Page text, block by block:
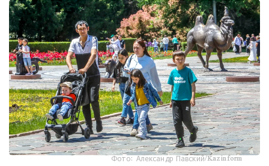
Фото: Александр Павский/Kazinform